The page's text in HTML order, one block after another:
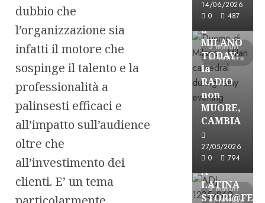
dubbio che
l’organizzazione sia
infatti il motore che
sospinge il talento e la
professionalità a
palinsesti efficaci e
all’impatto sull’audience
oltre che
all’investimento dei
clienti. E’ un tema
14/06/2026
0
487
3 minuti
di lettura
ASTORRI
a
MILANO
TODAY:
la
RADIO
non
MUORE,
CAMBIA
27/05/2026
0
794
3 minuti
di lettura
Astorri News
FREE
A
LATINA